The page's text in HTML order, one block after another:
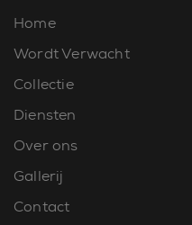
Home
Wordt Verwacht
Collectie
Diensten
Over ons
Gallerij
Contact